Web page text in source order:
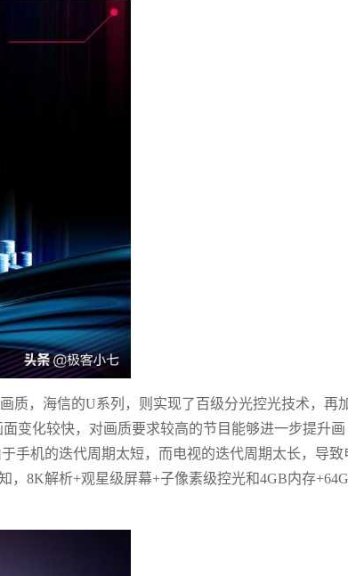
质，海信的U系列，则实现了百级分光控光技术，再
变化较快，对画质要求较高的节目能够进一步提升画
手机的迭代周期太短，而电视的迭代周期太长，导致
，8K解析+观星级屏幕+子像素级控光和4GB内存